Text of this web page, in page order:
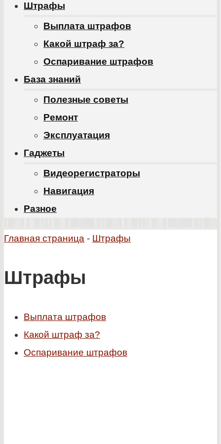
Штрафы
Выплата штрафов
Какой штраф за?
Оспаривание штрафов
База знаний
Полезные советы
Ремонт
Эксплуатация
Гаджеты
Видеорегистраторы
Навигация
Разное
Главная страница - Штрафы
Штрафы
Выплата штрафов
Какой штраф за?
Оспаривание штрафов